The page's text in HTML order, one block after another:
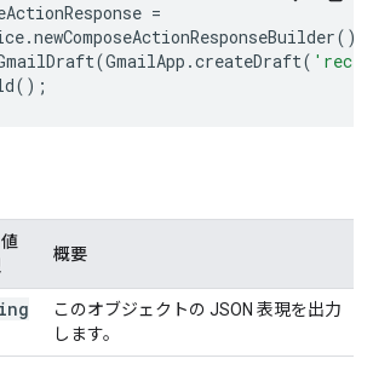
=
.newComposeActionResponseBuilder()
(GmailApp .createDraft(
();
概要
このオブジェクトの JSON 表現を出力
します。